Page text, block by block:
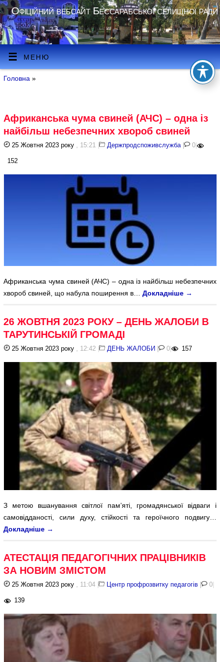
Офіційний вебсайт Бессарабської селищної ради
МЕНЮ
Головна »
Африканська чума свиней (АЧС) – одна із
найбільш небезпечних хвороб свиней
25 Жовтня 2023 року , 15:21 | Держпродспоживслужба| 0 |
152
Африканська чума свиней (АЧС) – одна із найбільш небезпечних
хвороб свиней, що набула поширення в…Докладніше →
26 ЖОВТНЯ 2023 РОКУ – ДЕНЬ ЖАЛОБИ В
ТАРУТИНСЬКІЙ ГРОМАДІ
25 Жовтня 2023 року , 12:42 | ДЕНЬ ЖАЛОБИ | 0| 157
З метою вшанування світлої пам’яті, громадянської відваги і
самовідданості, сили духу, стійкості та героїчного подвигу…
Докладніше →
АТЕСТАЦІЯ ПЕДАГОГІЧНИХ ПРАЦІВНИКІВ
ЗА НОВИМ ЗМІСТОМ
25 Жовтня 2023 року , 11:04 | Центр профрозвитку педагогів | 0
139